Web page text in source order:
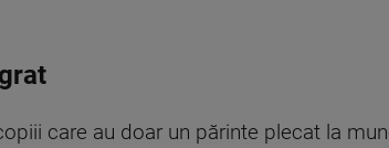
care au doar un părinte plecat la